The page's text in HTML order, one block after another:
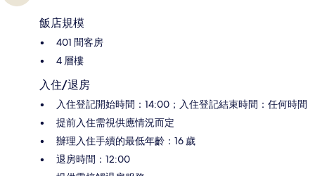
飯店規模
401 間客房
4 層樓
入住/退房
入住登記開始時間：14:00；入住登記結束時間：任何時間
提前入住需視供應情況而定
辦理入住手續的最低年齡：16 歲
退房時間：12:00